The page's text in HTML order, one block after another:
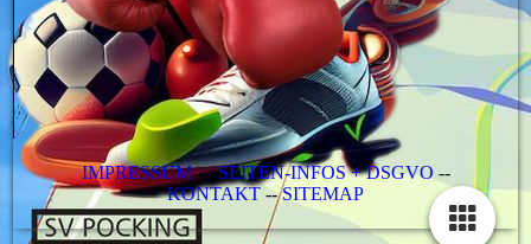
IMPRESSUM--SEITEN-INFOS + DSGVO --
KONTAKT --SITEMAP